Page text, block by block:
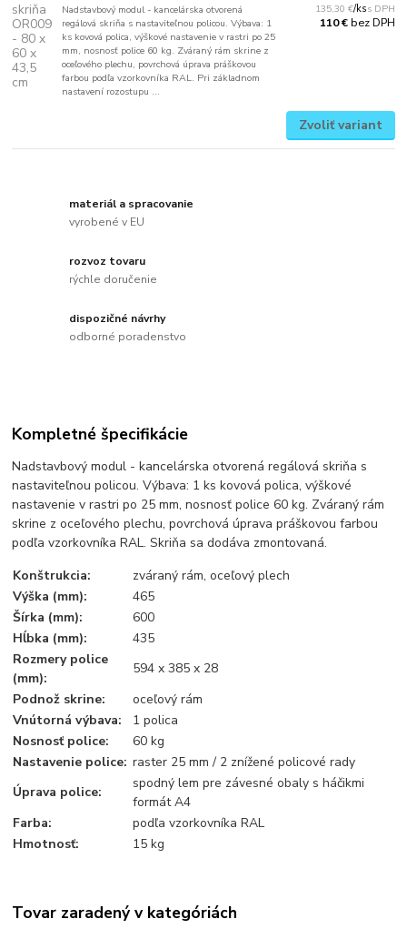
Nadstavbový modul - kancelárska otvorená
regálová skriňa s nastaviteľnou policou. Výbava: 1
ks kovová polica, výškové nastavenie v rastri po 25
mm, nosnosť police 60 kg. Zváraný rám skrine z
oceľového plechu, povrchová úprava práškovou
farbou podľa vzorkovníka RAL. Pri základnom
nastavení rozostupu ...
135,30 €/ks
110 €bez DPH
Zvoliť variant
materiál a spracovanie
vyrobené v EU
rozvoz tovaru
rýchle doručenie
dispozičné návrhy
odborné poradenstvo
Kompletné špecifikácie
Nadstavbový modul - kancelárska otvorená regálová skriňa s
nastaviteľnou policou. Výbava: 1 ks kovová polica, výškové
nastavenie v rastri po 25 mm, nosnosť police 60 kg. Zváraný rám
skrine z oceľového plechu, povrchová úprava práškovou farbou
podľa vzorkovníka RAL. Skriňa sa dodáva zmontovaná.
Konštrukcia:
zváraný rám, oceľový plech
Výška (mm):
465
Šírka (mm):
600
Hĺbka (mm):
435
Rozmery police
(mm):
594 x 385 x 28
Podnož skrine:
oceľový rám
Vnútorná výbava:
1 polica
Nosnosť police:
60 kg
Nastavenie police: raster 25 mm / 2 znížené policové rady
Úprava police:
spodný lem pre závesné obaly s háčikmi
formát A4
Farba:
podľa vzorkovníka RAL
Hmotnosť:
15 kg
Tovar zaradený v kategóriách